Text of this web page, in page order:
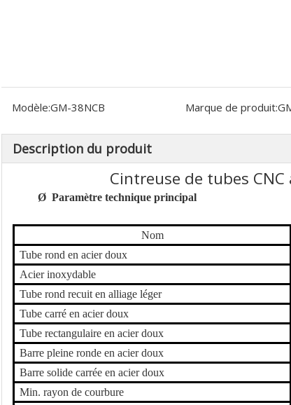
Modèle:GM-38NCB Marque de produit:
Description du produit
Cintreuse de tubes
Ø Paramètre technique principal
Nom
Tube rond en acier doux
Acier inoxydable
Tube rond recuit en alliage léger
Tube carré en acier doux
Tube rectangulaire en acier doux
Barre pleine ronde en acier doux
Barre solide carrée en acier doux
Min. rayon de courbure